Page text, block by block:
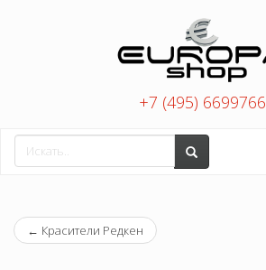
+7 (495) 6699766
← Красители Редкен